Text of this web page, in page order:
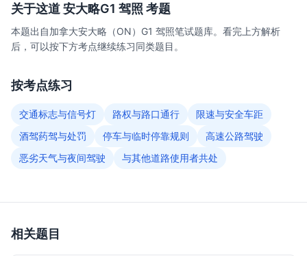
关于这道 安大略G1 驾照 考题
本题出自加拿大安大略（ON）G1 驾照笔试题库。看完上方解析
后，可以按下方考点继续练习同类题目。
按考点练习
交通标志与信号灯 路权与路口通行
限速与安全车距
酒驾药驾与处罚
停车与临时停靠规则
高速公路驾驶
恶劣天气与夜间驾驶
与其他道路使用者共处
相关题目